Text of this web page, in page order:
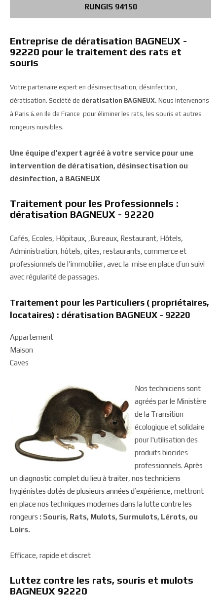
RUNGIS 94150
Entreprise de dératisation BAGNEUX -
92220 pour le traitement des rats et
souris
Votre partenaire expert en désinsectisation, désinfection,
dératisation. Société de dératisation BAGNEUX. Nous intervenons
à Paris & en Ile de France pour éliminer les rats, les souris et autres
rongeurs nuisibles.
Une équipe d'expert agréé à votre service pour une
intervention de dératisation, désinsectisation ou
désinfection, à BAGNEUX
Traitement pour les Professionnels :
dératisation BAGNEUX - 92220
Cafés, Ecoles, Hôpitaux, ,Bureaux, Restaurant, Hôtels,
Administration, hôtels, gites, restaurants, commerce et
professionnels de l'immobilier, avec la mise en place d’un suivi
avec régularité de passages.
Traitement pour les Particuliers ( propriétaires,
locataires) : dératisation BAGNEUX - 92220
Appartement
Maison
Caves
Nos techniciens sont
agréés par le Ministère
de la Transition
écologique et solidaire
pour l'utilisation des
produits biocides
professionnels. Après
un diagnostic complet du lieu à traiter, nos techniciens
hygiénistes dotés de plusieurs années d’expérience, mettront
en place nos techniques modernes dans la lutte contre les
rongeurs : Souris, Rats, Mulots, Surmulots, Lérots, ou
Loirs.
Efficace, rapide et discret
Luttez contre les rats, souris et mulots
BAGNEUX 92220